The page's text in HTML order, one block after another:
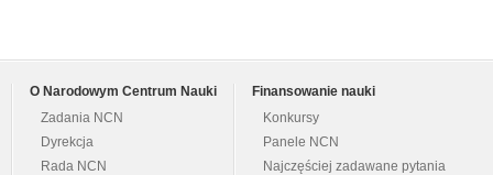
O Narodowym Centrum Nauki
Zadania NCN
Dyrekcja
Rada NCN
Finansowanie nauki
Konkursy
Panele NCN
Najczęściej zadawane pytania